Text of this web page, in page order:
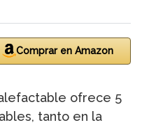
Comprar en Amazon
ofrece 5
tanto en la